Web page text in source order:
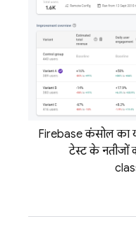
Firebase कंसोल का
टेस्ट के नतीजों